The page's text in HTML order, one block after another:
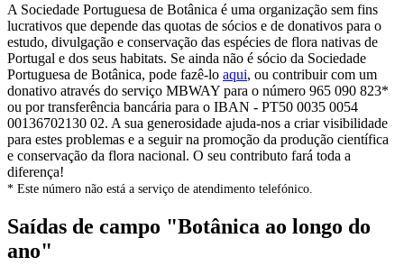
A Sociedade Portuguesa de Botânica é uma organização sem fins
lucrativos que depende das quotas de sócios e de donativos para o
estudo, divulgação e conservação das espécies de flora nativas de
Portugal e dos seus habitats. Se ainda não é sócio da Sociedade
Portuguesa de Botânica, pode fazê-lo aqui, ou contribuir com um
donativo através do serviço MBWAY para o número 965 090 823*
ou por transferência bancária para o IBAN - PT50 0035 0054
00136702130 02. A sua generosidade ajuda-nos a criar visibilidade
para estes problemas e a seguir na promoção da produção científica
e conservação da flora nacional. O seu contributo fará toda a
diferença!
* Este número não está a serviço de atendimento telefónico.
Saídas de campo "Botânica ao longo do
ano"